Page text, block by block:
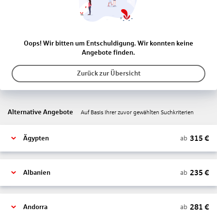
Oops! Wir bitten um Entschuldigung. Wir konnten keine
Angebote finden.
Zurück zur Übersicht
Alternative Angebote Auf Basis Ihrer zuvor gewählten Suchkriterien
Ägypten ab 315 €
Albanien ab 235 €
Andorra ab 281 €